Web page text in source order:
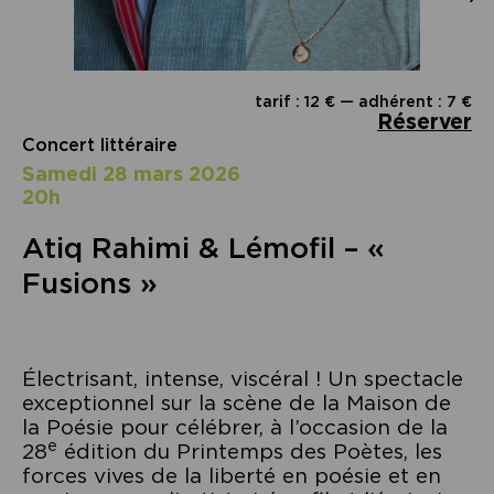
tarif : 12 € — adhérent : 7 €
Réserver
Concert littéraire
samedi 28 mars 2026
20h
Atiq Rahimi & Lémofil – «
Fusions »
Électrisant, intense, viscéral ! Un spectacle
exceptionnel sur la scène de la Maison de
la Poésie pour célébrer, à l’occasion de la
28e édition du Printemps des Poètes, les
forces vives de la liberté en poésie et en